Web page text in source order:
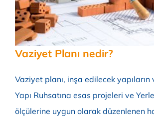
Online Başvuru
Vaziyet Planı nedir?
Vaziyet planı, inşa edilecek yapıların
Yapı Ruhsatına esas projeleri ve
ölçülerine uygun olarak düzenlenen